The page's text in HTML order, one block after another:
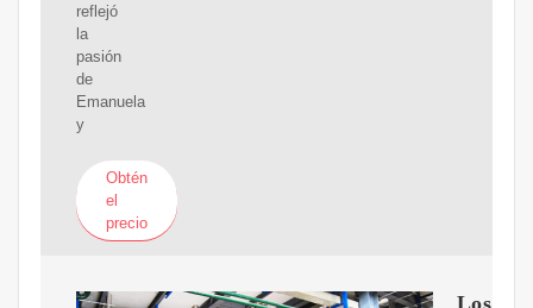
reflejó
la
pasión
de
Emanuela
y
Obtén
el
precio
Los